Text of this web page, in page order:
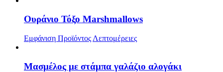
Ουράνιο Τόξο Marshmallows
Εμφάνιση Προϊόντος Λεπτομέρειες
Μασμέλος με στάμπα γαλάζιο αλογάκι